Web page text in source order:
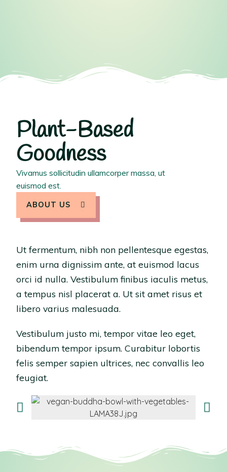
Plant-Based
Goodness
Vivamus sollicitudin ullamcorper massa, ut
euismod est.
ABOUT US
Ut fermentum, nibh non pellentesque egestas,
enim urna dignissim ante, at euismod lacus
orci id nulla. Vestibulum finibus iaculis metus,
a tempus nisl placerat a. Ut sit amet risus et
libero varius malesuada.
Vestibulum justo mi, tempor vitae leo eget,
bibendum tempor ipsum. Curabitur lobortis
felis semper sapien ultrices, nec convallis leo
feugiat.